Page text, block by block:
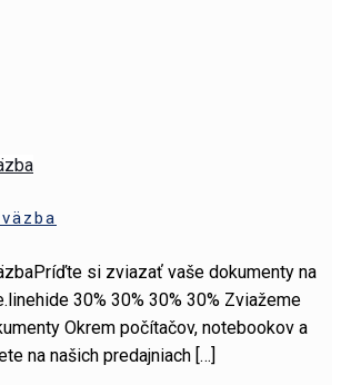
si zviazať vaše dokumenty na
30% 30% 30% 30% Zviažeme
Okrem počítačov, notebookov a
na našich predajniach […]